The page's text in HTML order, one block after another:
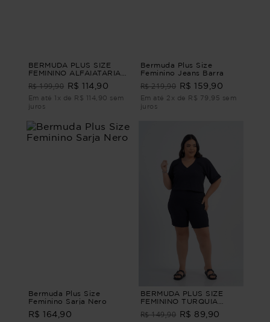
BERMUDA PLUS SIZE
FEMININO ALFAIATARIA
SENSIBILE Bege G3
R$ 199,90 R$ 114,90
Em até 1x de R$ 114,90 sem
juros
Bermuda Plus Size
Feminino Jeans Barra
R$ 219,90 R$ 159,90
Em até 2x de R$ 79,95 sem
juros
Bermuda Plus Size
Feminino Sarja Nero
R$ 164,90
BERMUDA PLUS SIZE
FEMININO TURQUIA
R$ 149,90 R$ 89,90